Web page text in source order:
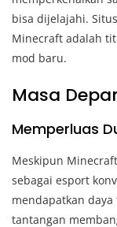
bisa dijelajahi.
Minecraft adalah
mod baru.
Masa
Memperluas
Meskipun
sebagai esport
mendapatkan
tantangan